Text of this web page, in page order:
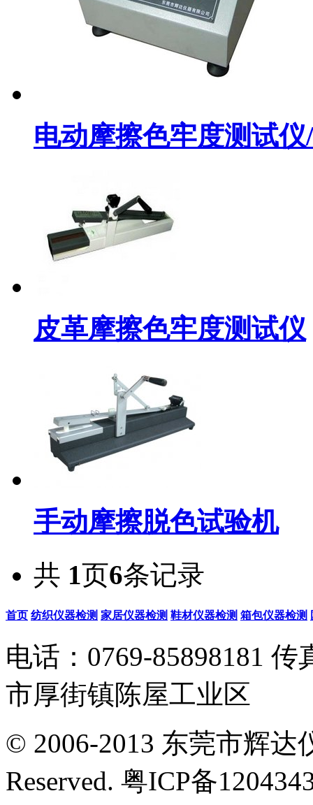
电动摩擦色牢度测试
皮革摩擦色牢度测试仪
手动摩擦脱色试验机
共 1页6条记录
首页 纺织仪器检测 家居仪器检测 鞋材仪器检测 箱包仪器检测
电话：0769-85898181 传
市厚街镇陈屋工业区
© 2006-2013 东莞市辉达
Reserved. 粤ICP备